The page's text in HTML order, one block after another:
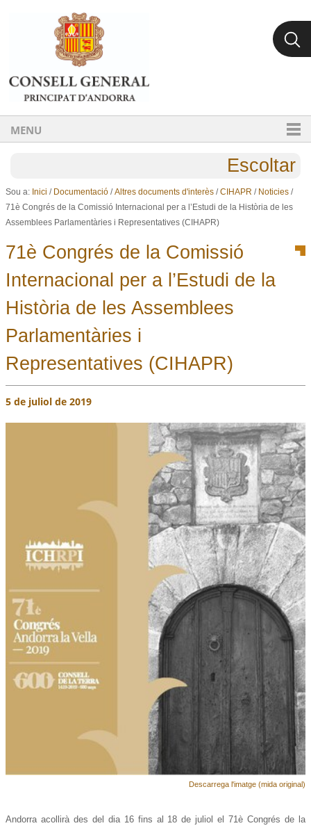
Ves al contingut.
Salta a la navegació
MENU
Escoltar
Sou a: Inici / Documentació /Altres documents d'interès /CIHAPR / Noticies /
71è Congrés de la Comissió Internacional per a l’Estudi de la Història de les
Assemblees Parlamentàries i Representatives (CIHAPR)
71è Congrés de la Comissió
Internacional per a l’Estudi de la
Història de les Assemblees
Parlamentàries i
Representatives (CIHAPR)
5 de juliol de 2019
Descarrega l'imatge (mida original)
Andorra acollirà des del dia 16 fins al 18 de juliol el 71è Congrés de la